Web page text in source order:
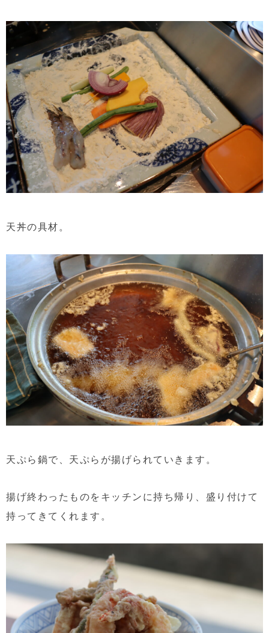
天丼の具材。
天ぷら鍋で、天ぷらが揚げられていきます。
揚げ終わったものをキッチンに持ち帰り、盛り付けて
持ってきてくれます。